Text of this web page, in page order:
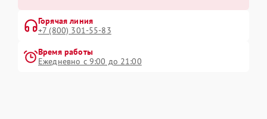
Горячая линия
+7 (800) 301-55-83
Время работы
Ежедневно с 9:00 до 21:00